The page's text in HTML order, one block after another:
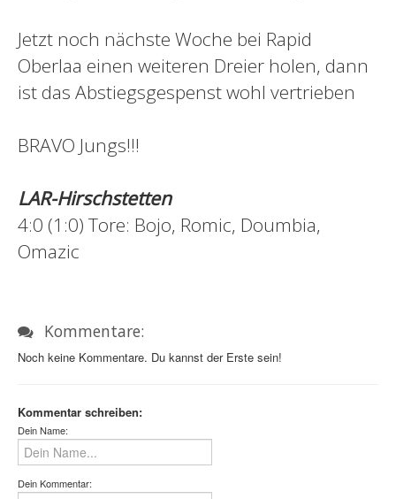
Jetzt noch nächste Woche bei Rapid
Oberlaa einen weiteren Dreier holen, dann
ist das Abstiegsgespenst wohl vertrieben
BRAVO Jungs!!!
LAR-Hirschstetten
4:0 (1:0) Tore: Bojo, Romic, Doumbia,
Omazic
Kommentare:
Noch keine Kommentare. Du kannst der Erste sein!
Kommentar schreiben:
Dein Name:
Dein Kommentar: